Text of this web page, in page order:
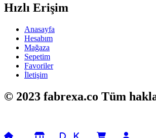
Hızlı Erişim
Anasayfa
Hesabım
Mağaza
Sepetim
Favoriler
İletişim
© 2023 fabrexa.co Tüm